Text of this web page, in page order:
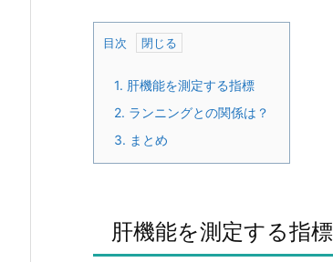
目次
1. 肝機能を測定する指標
2. ランニングとの関係は？
3. まとめ
肝機能を測定する指標